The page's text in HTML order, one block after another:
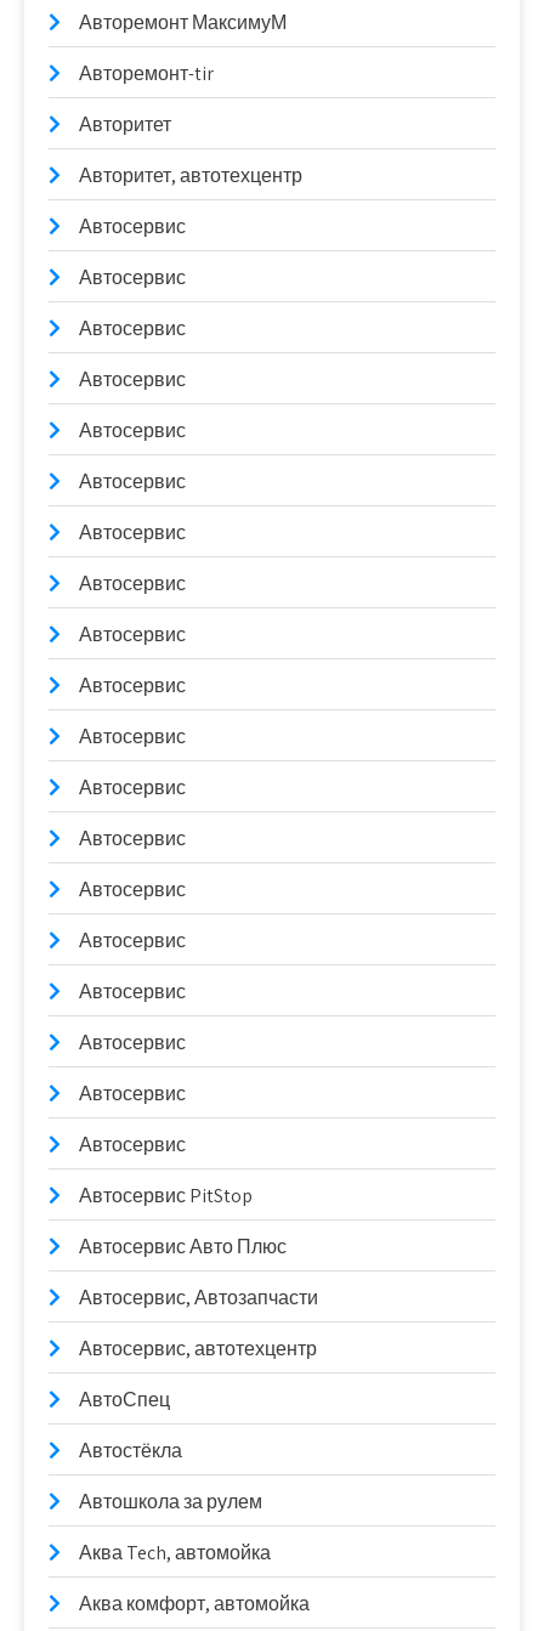
Авторемонт МаксимуМ
Авторемонт-tir
Авторитет
Авторитет, автотехцентр
Автосервис
Автосервис
Автосервис
Автосервис
Автосервис
Автосервис
Автосервис
Автосервис
Автосервис
Автосервис
Автосервис
Автосервис
Автосервис
Автосервис
Автосервис
Автосервис
Автосервис
Автосервис
Автосервис
Автосервис PitStop
Автосервис Авто Плюс
Автосервис, Автозапчасти
Автосервис, автотехцентр
АвтоСпец
Автостёкла
Автошкола за рулем
Аква Tech, автомойка
Аква комфорт, автомойка